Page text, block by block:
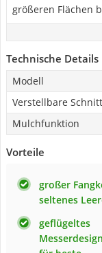
größeren Flächen
Technische Details
Modell
Verstellbare
Mulchfunktion
Vorteile
großer
seltenes
geflügeltes